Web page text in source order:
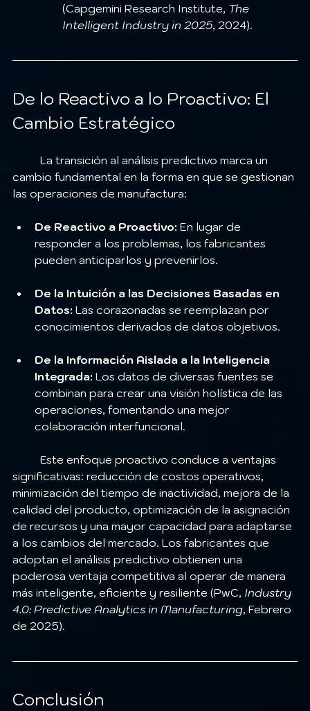
(Capgemini Research Institute, The
Intelligent Industry in 2025, 2024).
De lo Reactivo a lo Proactivo: El
Cambio Estratégico
cambio fundamental en la forma en que se gestionan
las operaciones de manufactura:
De Reactivo a Proactivo: En lugar de
responder a los problemas, los fabricantes
pueden anticiparlos y prevenirlos.
De la Intuición a las Decisiones Basadas en
Datos: Las corazonadas se reemplazan por
conocimientos derivados de datos objetivos.
De la Información Aislada a la Inteligencia
Integrada: Los datos de diversas fuentes se
combinan para crear una visión holística de las
operaciones, fomentando una mejor
colaboración interfuncional.
significativas: reducción de costos operativos,
minimización del tiempo de inactividad, mejora de la
calidad del producto, optimización de la asignación
de recursos y una mayor capacidad para adaptarse
a los cambios del mercado. Los fabricantes que
adoptan el análisis predictivo obtienen una
poderosa ventaja competitiva al operar de manera
más inteligente, eficiente y resiliente (PwC, Industry
4.0: Predictive Analytics in Manufacturing, Febrero
de 2025).
Conclusión